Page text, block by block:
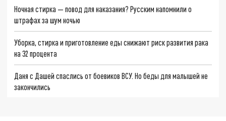
Ночная стирка — повод для наказания? Русским напомнили о
штрафах за шум ночью
Уборка, стирка и приготовление еды снижают риск развития рака
на 32 процента
Даня с Дашей спаслись от боевиков ВСУ. Но беды для малышей не
закончились